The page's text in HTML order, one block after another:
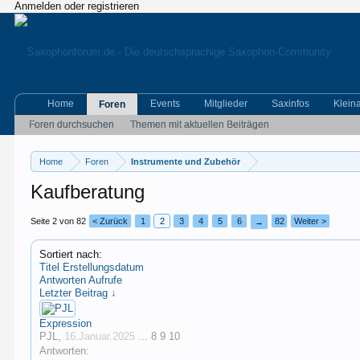
Anmelden oder registrieren
Home Foren Instrumente und Zubehör
Kaufberatung
Seite 2 von 82 < Zurück 1 2 3 4 5 6 → 82 Weiter >
Sortiert nach:
Titel Erstellungsdatum
Antworten Aufrufe
Letzter Beitrag ↓
Expression
PJL, 16.Januar.2025 ... 8 9 10
Antworten:
Home
Foren
Foren durchsuchen
Themen mit aktuellen Beiträgen
Events Mitglieder Saxinfos